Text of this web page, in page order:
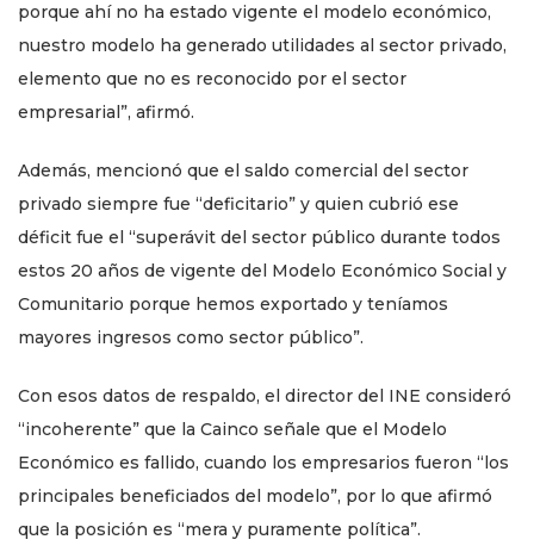
porque ahí no ha estado vigente el modelo económico,
nuestro modelo ha generado utilidades al sector privado,
elemento que no es reconocido por el sector
empresarial”, afirmó.
Además, mencionó que el saldo comercial del sector
privado siempre fue “deficitario” y quien cubrió ese
déficit fue el “superávit del sector público durante todos
estos 20 años de vigente del Modelo Económico Social y
Comunitario porque hemos exportado y teníamos
mayores ingresos como sector público”.
Con esos datos de respaldo, el director del INE consideró
“incoherente” que la Cainco señale que el Modelo
Económico es fallido, cuando los empresarios fueron “los
principales beneficiados del modelo”, por lo que afirmó
que la posición es “mera y puramente política”.